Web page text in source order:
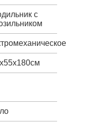
с